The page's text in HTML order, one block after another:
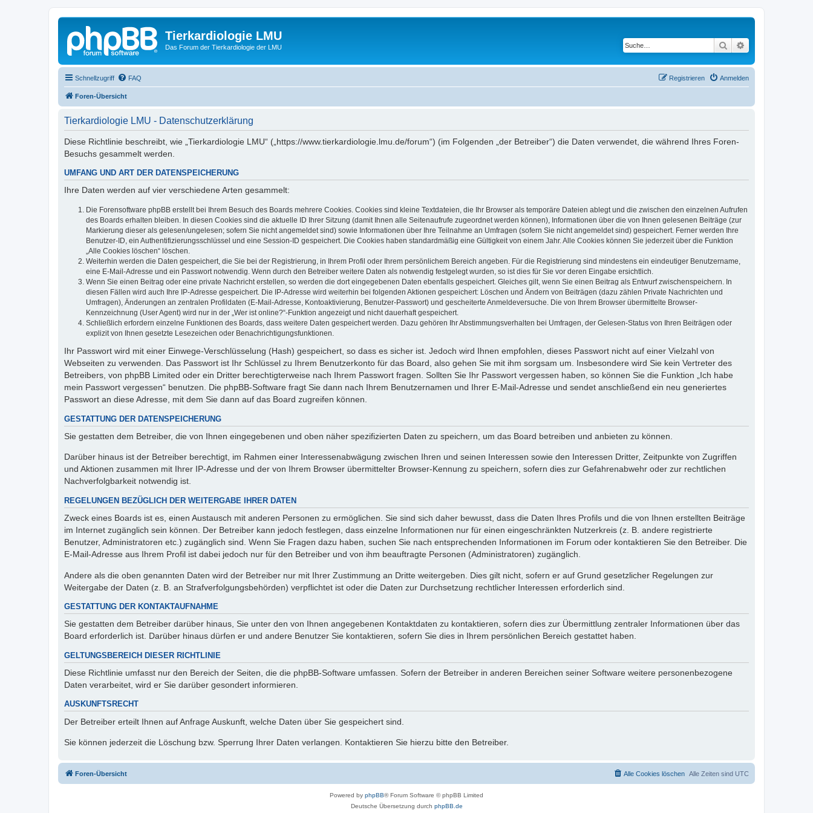
Tierkardiologie LMU
Das Forum der Tierkardiologie der LMU Suche
Schnellzugriff FAQ Anmelden
Registrieren
Foren-Übersicht
Tierkardiologie LMU - Datenschutzerklärung
Diese Richtlinie beschreibt, wie „Tierkardiologie LMU“ („https://www.tierkardiologie.lmu.de/forum“) (im Folgenden „der Betreiber“) die Daten verwendet, die während Ihres Foren-
Besuchs gesammelt werden.
UMFANG UND ART DER DATENSPEICHERUNG
Ihre Daten werden auf vier verschiedene Arten gesammelt:
Die Forensoftware phpBB erstellt bei Ihrem Besuch des Boards mehrere Cookies. Cookies sind kleine Textdateien, die Ihr Browser als temporäre Dateien ablegt und die zwischen den einzelnen Aufrufen
des Boards erhalten bleiben. In diesen Cookies sind die aktuelle ID Ihrer Sitzung (damit Ihnen alle Seitenaufrufe zugeordnet werden können), Informationen über die von Ihnen gelesenen Beiträge (zur
Markierung dieser als gelesen/ungelesen; sofern Sie nicht angemeldet sind) sowie Informationen über Ihre Teilnahme an Umfragen (sofern Sie nicht angemeldet sind) gespeichert. Ferner werden Ihre
Benutzer-ID, ein Authentifizierungsschlüssel und eine Session-ID gespeichert. Die Cookies haben standardmäßig eine Gültigkeit von einem Jahr. Alle Cookies können Sie jederzeit über die Funktion
„Alle Cookies löschen“ löschen.
Weiterhin werden die Daten gespeichert, die Sie bei der Registrierung, in Ihrem Profil oder Ihrem persönlichem Bereich angeben. Für die Registrierung sind mindestens ein eindeutiger Benutzername,
eine E-Mail-Adresse und ein Passwort notwendig. Wenn durch den Betreiber weitere Daten als notwendig festgelegt wurden, so ist dies für Sie vor deren Eingabe ersichtlich.
Wenn Sie einen Beitrag oder eine private Nachricht erstellen, so werden die dort eingegebenen Daten ebenfalls gespeichert. Gleiches gilt, wenn Sie einen Beitrag als Entwurf zwischenspeichern. In
diesen Fällen wird auch Ihre IP-Adresse gespeichert. Die IP-Adresse wird weiterhin bei folgenden Aktionen gespeichert: Löschen und Ändern von Beiträgen (dazu zählen Private Nachrichten und
Umfragen), Änderungen an zentralen Profildaten (E-Mail-Adresse, Kontoaktivierung, Benutzer-Passwort) und gescheiterte Anmeldeversuche. Die von Ihrem Browser übermittelte Browser-
Kennzeichnung (User Agent) wird nur in der „Wer ist online?“-Funktion angezeigt und nicht dauerhaft gespeichert.
Schließlich erfordern einzelne Funktionen des Boards, dass weitere Daten gespeichert werden. Dazu gehören Ihr Abstimmungsverhalten bei Umfragen, der Gelesen-Status von Ihren Beiträgen oder
explizit von Ihnen gesetzte Lesezeichen oder Benachrichtigungsfunktionen.
Ihr Passwort wird mit einer Einwege-Verschlüsselung (Hash) gespeichert, so dass es sicher ist. Jedoch wird Ihnen empfohlen, dieses Passwort nicht auf einer Vielzahl von
Webseiten zu verwenden. Das Passwort ist Ihr Schlüssel zu Ihrem Benutzerkonto für das Board, also gehen Sie mit ihm sorgsam um. Insbesondere wird Sie kein Vertreter des
Betreibers, von phpBB Limited oder ein Dritter berechtigterweise nach Ihrem Passwort fragen. Sollten Sie Ihr Passwort vergessen haben, so können Sie die Funktion „Ich habe
mein Passwort vergessen“ benutzen. Die phpBB-Software fragt Sie dann nach Ihrem Benutzernamen und Ihrer E-Mail-Adresse und sendet anschließend ein neu generiertes
Passwort an diese Adresse, mit dem Sie dann auf das Board zugreifen können.
GESTATTUNG DER DATENSPEICHERUNG
Sie gestatten dem Betreiber, die von Ihnen eingegebenen und oben näher spezifizierten Daten zu speichern, um das Board betreiben und anbieten zu können.
Darüber hinaus ist der Betreiber berechtigt, im Rahmen einer Interessenabwägung zwischen Ihren und seinen Interessen sowie den Interessen Dritter, Zeitpunkte von Zugriffen
und Aktionen zusammen mit Ihrer IP-Adresse und der von Ihrem Browser übermittelter Browser-Kennung zu speichern, sofern dies zur Gefahrenabwehr oder zur rechtlichen
Nachverfolgbarkeit notwendig ist.
REGELUNGEN BEZÜGLICH DER WEITERGABE IHRER DATEN
Zweck eines Boards ist es, einen Austausch mit anderen Personen zu ermöglichen. Sie sind sich daher bewusst, dass die Daten Ihres Profils und die von Ihnen erstellten Beiträge
im Internet zugänglich sein können. Der Betreiber kann jedoch festlegen, dass einzelne Informationen nur für einen eingeschränkten Nutzerkreis (z. B. andere registrierte
Benutzer, Administratoren etc.) zugänglich sind. Wenn Sie Fragen dazu haben, suchen Sie nach entsprechenden Informationen im Forum oder kontaktieren Sie den Betreiber. Die
E-Mail-Adresse aus Ihrem Profil ist dabei jedoch nur für den Betreiber und von ihm beauftragte Personen (Administratoren) zugänglich.
Andere als die oben genannten Daten wird der Betreiber nur mit Ihrer Zustimmung an Dritte weitergeben. Dies gilt nicht, sofern er auf Grund gesetzlicher Regelungen zur
Weitergabe der Daten (z. B. an Strafverfolgungsbehörden) verpflichtet ist oder die Daten zur Durchsetzung rechtlicher Interessen erforderlich sind.
GESTATTUNG DER KONTAKTAUFNAHME
Sie gestatten dem Betreiber darüber hinaus, Sie unter den von Ihnen angegebenen Kontaktdaten zu kontaktieren, sofern dies zur Übermittlung zentraler Informationen über das
Board erforderlich ist. Darüber hinaus dürfen er und andere Benutzer Sie kontaktieren, sofern Sie dies in Ihrem persönlichen Bereich gestattet haben.
GELTUNGSBEREICH DIESER RICHTLINIE
Diese Richtlinie umfasst nur den Bereich der Seiten, die die phpBB-Software umfassen. Sofern der Betreiber in anderen Bereichen seiner Software weitere personenbezogene
Daten verarbeitet, wird er Sie darüber gesondert informieren.
AUSKUNFTSRECHT
Der Betreiber erteilt Ihnen auf Anfrage Auskunft, welche Daten über Sie gespeichert sind.
Sie können jederzeit die Löschung bzw. Sperrung Ihrer Daten verlangen. Kontaktieren Sie hierzu bitte den Betreiber.
Foren-Übersicht Alle Zeiten sind UTC
Alle Cookies löschen
Powered by phpBB® Forum Software © phpBB Limited
Deutsche Übersetzung durch phpBB.de